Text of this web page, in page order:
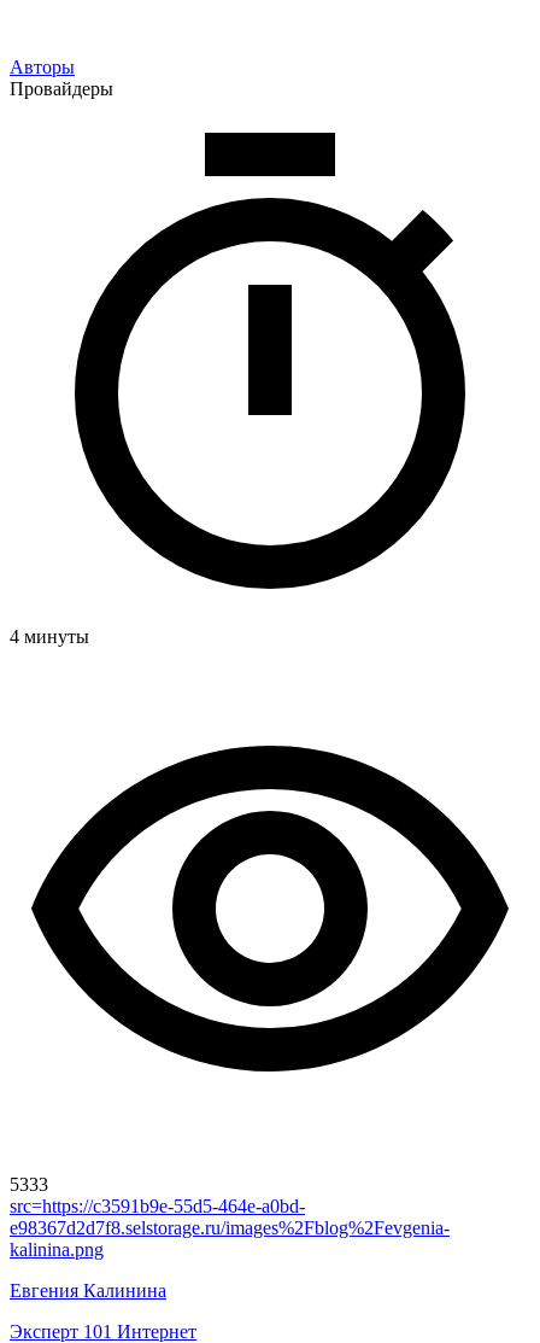
Авторы
Провайдеры
4 минуты
5333
src=https://c3591b9e-55d5-464e-a0bd-
e98367d2d7f8.selstorage.ru/images%2Fblog%2Fevgenia-
kalinina.png
Евгения Калинина
Эксперт 101 Интернет